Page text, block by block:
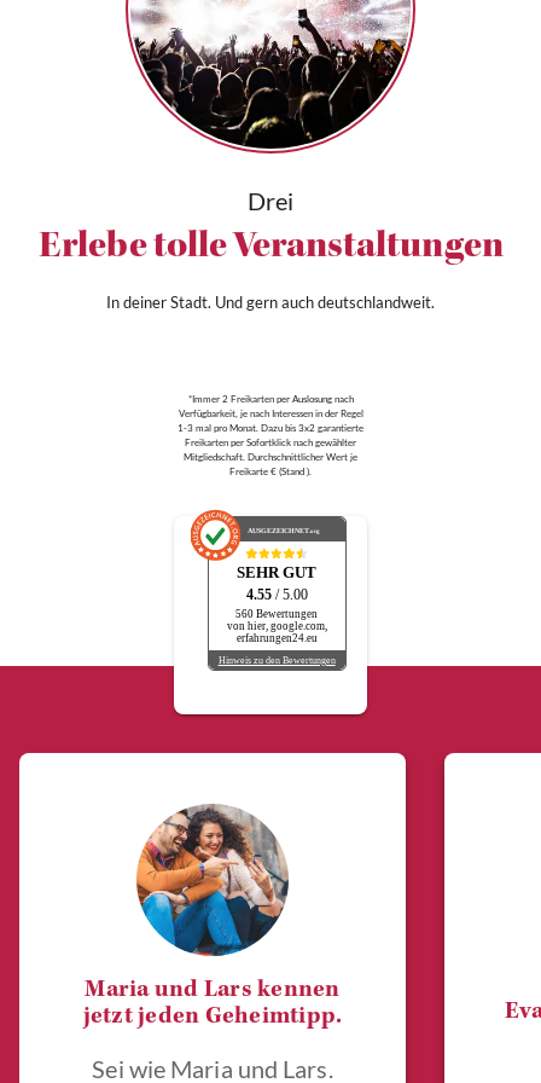
Drei
Erlebe tolle Veranstaltungen
In deiner Stadt. Und gern auch deutschlandweit.
*Immer 2 Freikarten per Auslosung nach
Verfügbarkeit, je nach Interessen in der Regel
1-3 mal pro Monat. Dazu bis 3x2 garantierte
Freikarten per Sofortklick nach gewählter
Mitgliedschaft. Durchschnittlicher Wert je
Freikarte € (Stand ).
AUSGEZEICHNET.org
SEHR GUT
4.55 / 5.00
560 Bewertungen
von hier, google.com,
erfahrungen24.eu
Hinweis zu den Bewertungen
Maria und Lars kennen
jetzt jeden Geheimtipp.
Sei wie Maria und Lars.